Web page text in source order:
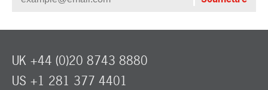
UK +44 (0)20 8743 8880
US +1 281 377 4401